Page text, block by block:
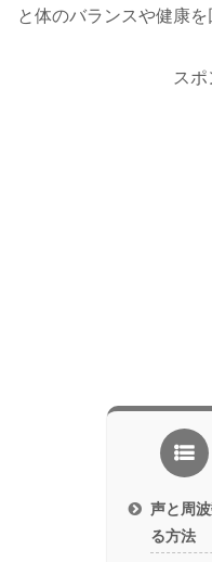
と体のバランスや健康
スポ
声と周
る方法